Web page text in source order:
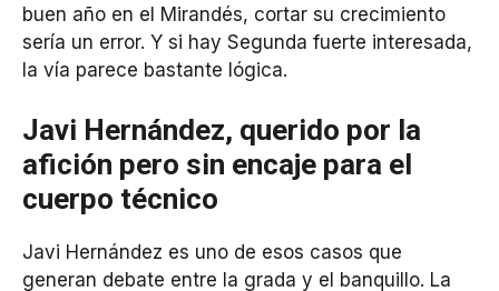
buen año en el Mirandés, cortar su crecimiento
sería un error. Y si hay Segunda fuerte interesada,
la vía parece bastante lógica.
Javi Hernández, querido por la
afición pero sin encaje para el
cuerpo técnico
Javi Hernández es uno de esos casos que
generan debate entre la grada y el banquillo. La